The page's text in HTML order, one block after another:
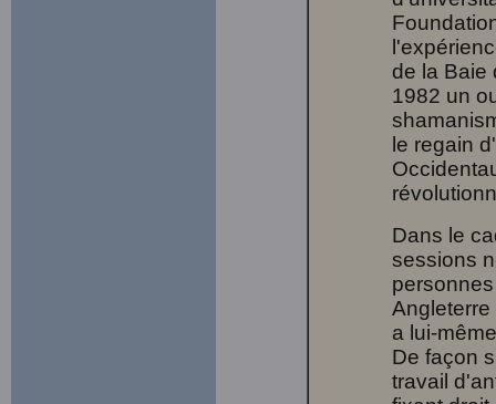
de la Baie
1982 un
le regain
Dans le
sessions
a lui-
De façon
travail